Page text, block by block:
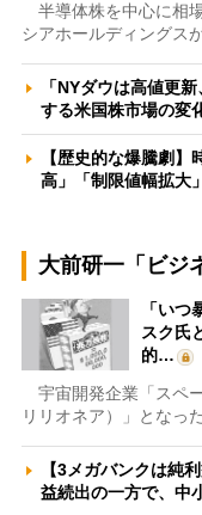
半導体株を中心に相
シアホールディングス
「NYダウは高値更
する米国株市場の
【歴史的な爆騰劇
高」「制限値幅拡
大前研一「ビジ
「い
スク氏
的…
宇宙開発企業「スペ
リリオネア）」となっ
【3メガバンクは純
益続出の一方で、中